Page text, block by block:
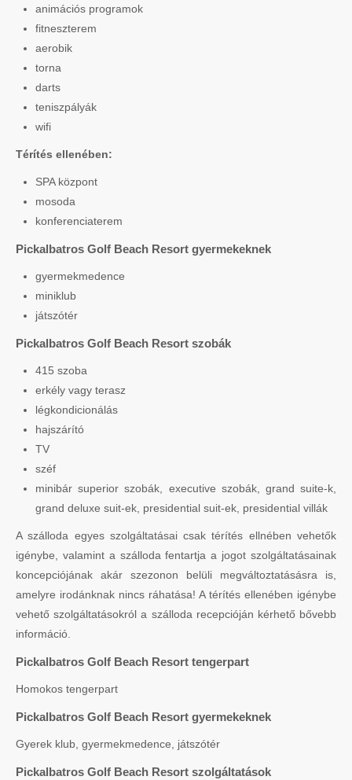
animációs programok
fitneszterem
aerobik
torna
darts
teniszpályák
wifi
Térítés ellenében:
SPA központ
mosoda
konferenciaterem
Pickalbatros Golf Beach Resort gyermekeknek
gyermekmedence
miniklub
játszótér
Pickalbatros Golf Beach Resort szobák
415 szoba
erkély vagy terasz
légkondicionálás
hajszárító
TV
széf
minibár superior szobák, executive szobák, grand suite-k,
grand deluxe suit-ek, presidential suit-ek, presidential villák
A szálloda egyes szolgáltatásai csak térítés ellnében vehetők
igénybe, valamint a szálloda fentartja a jogot szolgáltatásainak
koncepciójának akár szezonon belüli megváltoztatásásra is,
amelyre irodánknak nincs ráhatása! A térítés ellenében igénybe
vehető szolgáltatásokról a szálloda recepcióján kérhető bővebb
információ.
Pickalbatros Golf Beach Resort tengerpart
Homokos tengerpart
Pickalbatros Golf Beach Resort gyermekeknek
Gyerek klub, gyermekmedence, játszótér
Pickalbatros Golf Beach Resort szolgáltatások